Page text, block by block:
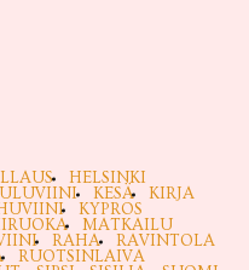
HELSINKI
KESÄ
KIRJA
KYPROS
MATKAILU
RAHA
RAVINTOLA
RUOTSINLAIVA